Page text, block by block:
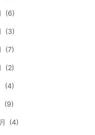
(6)
(3)
(7)
(2)
(4)
(9)
(4)